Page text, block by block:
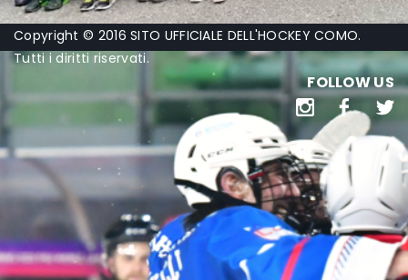
Copyright © 2016 SITO UFFICIALE DELL'HOCKEY COMO.
Tutti i diritti riservati.
FOLLOW US